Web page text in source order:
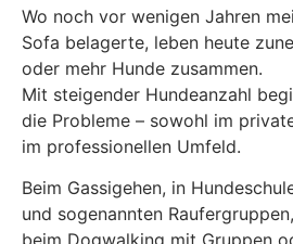
Wo noch vor wenigen Jahren
Sofa belagerte, leben heute
oder mehr Hunde zusammen.
Mit steigender Hundeanzahl
die Probleme – sowohl im
im professionellen Umfeld.
Beim Gassigehen, in
und sogenannten